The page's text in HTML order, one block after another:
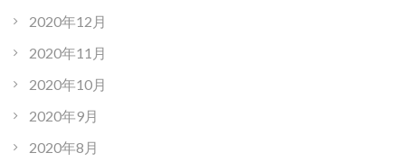
2020年12月
2020年11月
2020年10月
2020年9月
2020年8月